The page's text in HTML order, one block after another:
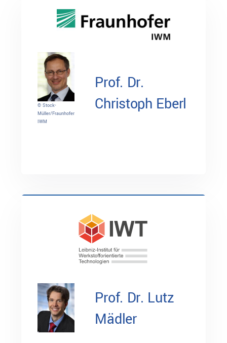
© Stock-
Müller/Fraunhofer
IWM
Prof. Dr.
Christoph Eberl
Prof. Dr. Lutz
Mädler